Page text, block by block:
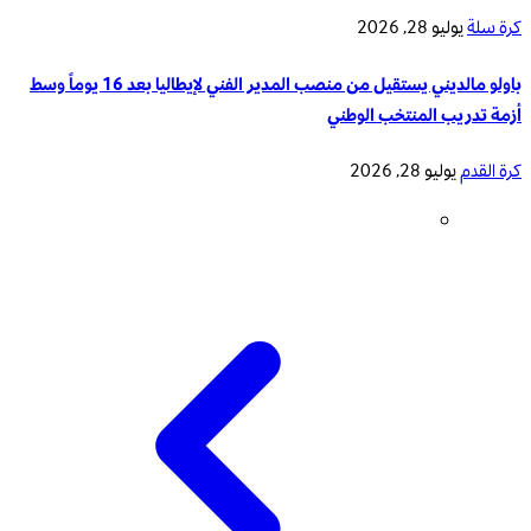
كرة سلةيوليو 28, 2026
باولو مالديني يستقيل من منصب المدير الفني لإيطاليا بعد 16 يوماً وسط
أزمة تدريب المنتخب الوطني
كرة القدميوليو 28, 2026